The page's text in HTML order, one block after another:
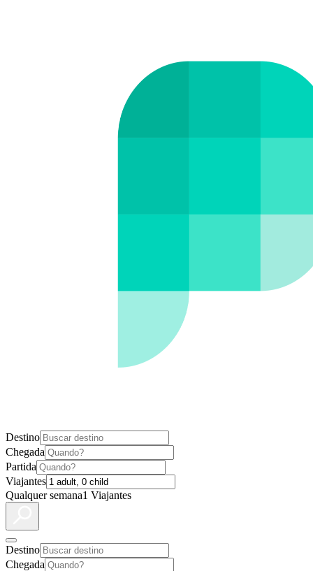
Destino
Chegada
Partida
Viajantes
Qualquer semana1 Viajantes
Destino
Chegada